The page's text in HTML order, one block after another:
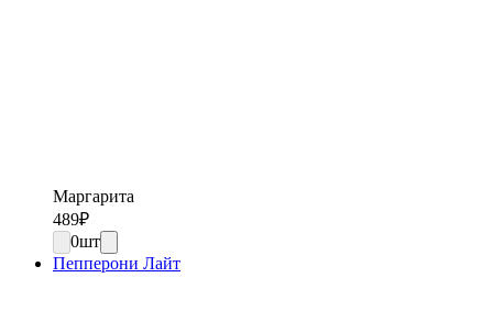
Маргарита
489₽
0шт
Пепперони Лайт